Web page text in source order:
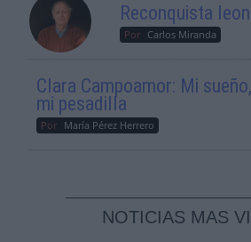
Reconquista
Por Carlos Miranda
Clara Campoamor: Mi sueño,
mi pesadilla
Por María Pérez Herrero
NOTICIAS MAS